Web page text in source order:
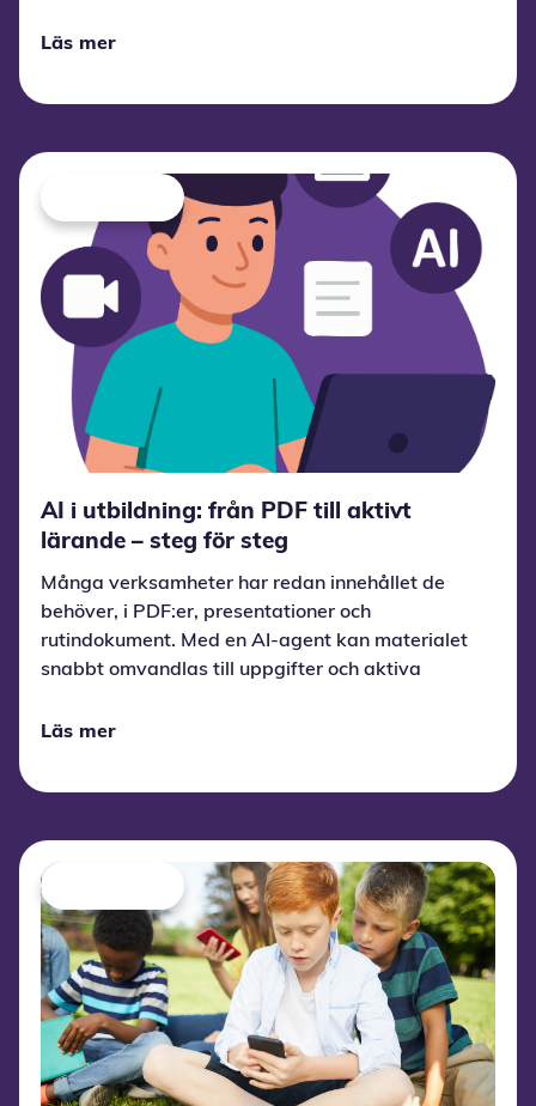
medarbetare som trivs och skapar värde.
Läs mer
AI i utbildning: från PDF till aktivt
lärande – steg för steg
Många verksamheter har redan innehållet de
behöver, i PDF:er, presentationer och
rutindokument. Med en AI-agent kan materialet
snabbt omvandlas till uppgifter och aktiva
lägga tiden på kvalitet och anpassning i stället
Läs mer